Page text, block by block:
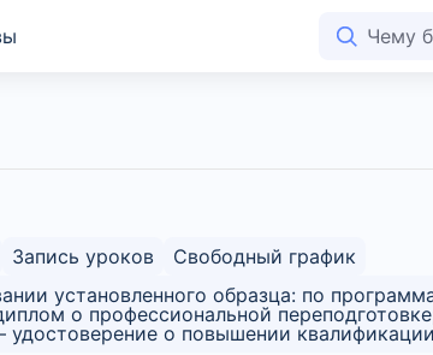
Запись уроков
Свободный график
установленного образца: по
о профессиональной
о повышении